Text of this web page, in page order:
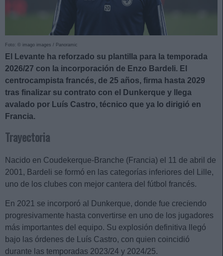
Foto: © imago images / Panoramic
El Levante ha reforzado su plantilla para la temporada
2026/27 con la incorporación de Enzo Bardeli. El
centrocampista francés, de 25 años, firma hasta 2029
tras finalizar su contrato con el Dunkerque y llega
avalado por Luís Castro, técnico que ya lo dirigió en
Francia.
Trayectoria
Nacido en Coudekerque-Branche (Francia) el 11 de abril de
2001, Bardeli se formó en las categorías inferiores del Lille,
uno de los clubes con mejor cantera del fútbol francés.
En 2021 se incorporó al Dunkerque, donde fue creciendo
progresivamente hasta convertirse en uno de los jugadores
más importantes del equipo. Su explosión definitiva llegó
bajo las órdenes de Luís Castro, con quien coincidió
durante las temporadas 2023/24 y 2024/25.